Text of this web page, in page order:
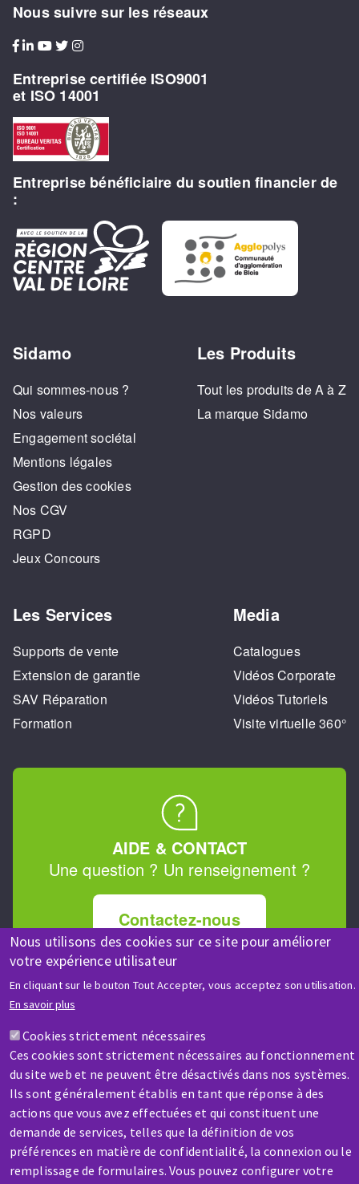
Nous utilisons des cookies sur ce site pour améliorer
votre expérience utilisateur
En cliquant sur le bouton Tout Accepter, vous acceptez son utilisation.
En savoir plus
Cookies strictement nécessaires
Ces cookies sont strictement nécessaires au fonctionnement
du site web et ne peuvent être désactivés dans nos systèmes.
Ils sont généralement établis en tant que réponse à des
actions que vous avez effectuées et qui constituent une
demande de services, telles que la définition de vos
préférences en matière de confidentialité, la connexion ou le
remplissage de formulaires. Vous pouvez configurer votre
Nous suivre sur les réseaux
Entreprise certifiée ISO9001
et ISO 14001
Entreprise bénéficiaire du soutien financier de
:
Sidamo
Qui sommes-nous ?
Nos valeurs
Engagement sociétal
Mentions légales
Gestion des cookies
Nos CGV
RGPD
Jeux Concours
Les Produits
Tout les produits de A à Z
La marque Sidamo
Les Services
Supports de vente
Extension de garantie
SAV Réparation
Formation
Media
Catalogues
Vidéos Corporate
Vidéos Tutoriels
Visite virtuelle 360°
AIDE & CONTACT
Une question ? Un renseignement ?
Contactez-nous
SAV / RÉPARATION
Une machine cassée ? En panne ?
Contactez-nous